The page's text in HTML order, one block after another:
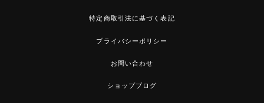
特定商取引法に基づく表記
プライバシーポリシー
お問い合わせ
ショップブログ